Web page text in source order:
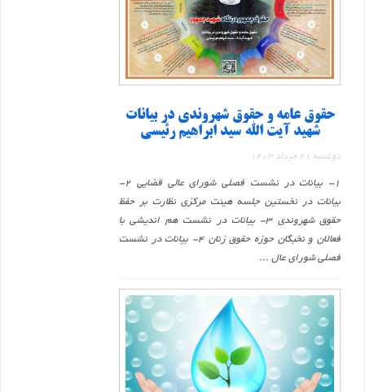
حقوق عامه و حقوق شهروندی در بیانات
شهید آیت الله سید ابراهیم رئیسی
دوشنبه 21 خرداد 1403
1- بیانات در نشست فصلی شورای عالی قضایی 2-
بیانات در نخستین جلسه هیئت مرکزی نظارت بر حفظ
حقوق شهروندی 3- بیانات در نشست هم اندیشی با
فعالان و نخبگان حوزه حقوق زنان 4- بیانات در نشست
فصلی شورای عال ...